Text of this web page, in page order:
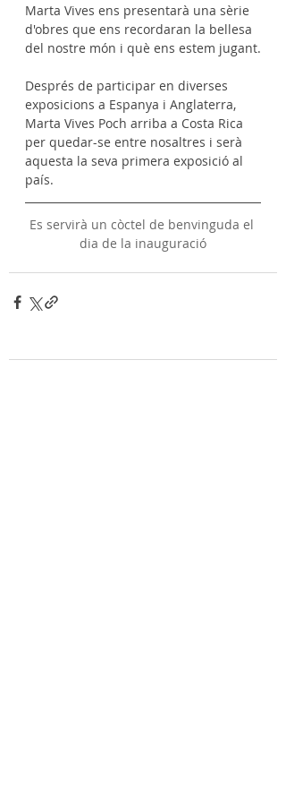
Marta Vives ens presentarà una sèrie
d'obres que ens recordaran la bellesa
del nostre món i què ens estem jugant.
Després de participar en diverses
exposicions a Espanya i Anglaterra,
Marta Vives Poch arriba a Costa Rica
per quedar-se entre nosaltres i serà
aquesta la seva primera exposició al
país.
Es servirà un còctel de benvinguda el
dia de la inauguració